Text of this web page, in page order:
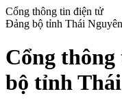
Cổng thông tin điện tử
Đảng bộ tỉnh Thái Nguyên
Cổng
bộ tỉnh